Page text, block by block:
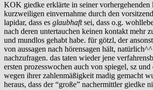
KOK giedke erklärte in seiner vorhergehenden
kurzweiligen einvernahme durch den
lapidar, dass es glaubhaftsei, dass o.g.
nach deren untertauchen keinen kontakt mehr
und mundlos gehabt habe. für götzl, der
von aussagen nach hörensagen hält,
nachzufragen. das taten wieder jene
ersten prozesswochen auch von spiegel, sz
wegen ihrer zahlenmäßigkeit madig gemacht
heraus, dass der “große” nachermittler giedke